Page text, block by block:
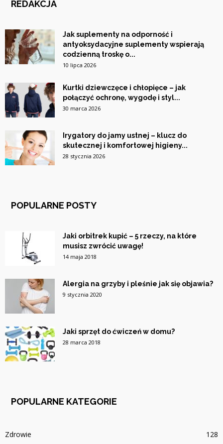
REDAKCJA
Jak suplementy na odporność i
antyoksydacyjne suplementy wspierają
codzienną troskę o...
10 lipca 2026
Kurtki dziewczęce i chłopięce – jak
połączyć ochronę, wygodę i styl...
30 marca 2026
Irygatory do jamy ustnej – klucz do
skutecznej i komfortowej higieny...
28 stycznia 2026
POPULARNE POSTY
Jaki orbitrek kupić – 5 rzeczy, na które
musisz zwrócić uwagę!
14 maja 2018
Alergia na grzyby i pleśnie jak się objawia?
9 stycznia 2020
Jaki sprzęt do ćwiczeń w domu?
28 marca 2018
POPULARNE KATEGORIE
Zdrowie
128